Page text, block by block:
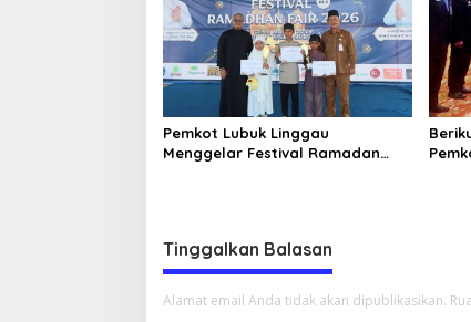
Pemkot Lubuk Linggau
Menggelar Festival Ramadan
Tinggalkan Balasan
Alamat email Anda tidak akan dipublikasikan.